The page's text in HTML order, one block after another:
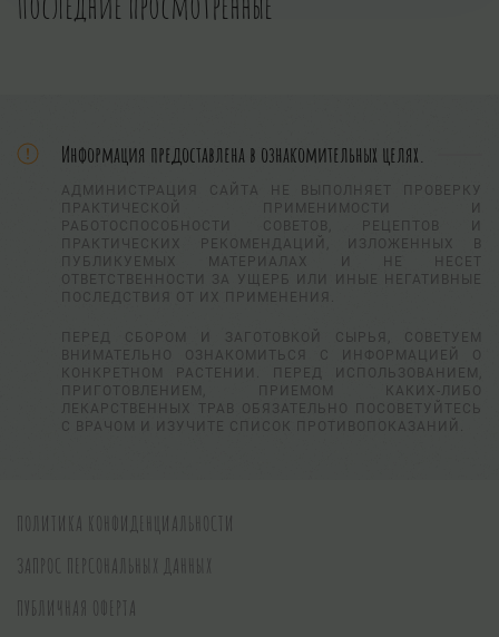
Информация предоставлена в ознакомительных целях.
АДМИНИСТРАЦИЯ САЙТА НЕ ВЫПОЛНЯЕТ ПРОВЕРКУ
ПРАКТИЧЕСКОЙ ПРИМЕНИМОСТИ И
РАБОТОСПОСОБНОСТИ СОВЕТОВ, РЕЦЕПТОВ И
ПРАКТИЧЕСКИХ РЕКОМЕНДАЦИЙ, ИЗЛОЖЕННЫХ В
ПУБЛИКУЕМЫХ МАТЕРИАЛАХ И НЕ НЕСЕТ
ОТВЕТСТВЕННОСТИ ЗА УЩЕРБ ИЛИ ИНЫЕ НЕГАТИВНЫЕ
ПОСЛЕДСТВИЯ ОТ ИХ ПРИМЕНЕНИЯ.
ПЕРЕД СБОРОМ И ЗАГОТОВКОЙ СЫРЬЯ, СОВЕТУЕМ
ВНИМАТЕЛЬНО ОЗНАКОМИТЬСЯ С ИНФОРМАЦИЕЙ О
КОНКРЕТНОМ РАСТЕНИИ. ПЕРЕД ИСПОЛЬЗОВАНИЕМ,
ПРИГОТОВЛЕНИЕМ, ПРИЕМОМ КАКИХ-ЛИБО
ЛЕКАРСТВЕННЫХ ТРАВ ОБЯЗАТЕЛЬНО ПОСОВЕТУЙТЕСЬ
С ВРАЧОМ И ИЗУЧИТЕ СПИСОК ПРОТИВОПОКАЗАНИЙ.
ПОЛИТИКА КОНФИДЕНЦИАЛЬНОСТИ
ЗАПРОС ПЕРСОНАЛЬНЫХ ДАННЫХ
ПУБЛИЧНАЯ ОФЕРТА